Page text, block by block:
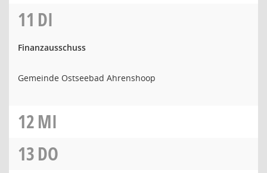
11 DI
Finanzausschuss
Gemeinde Ostseebad Ahrenshoop
12MI
13DO